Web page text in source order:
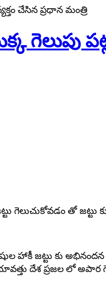
చేసిన ప్రధాన మంత్రి
గెలుపు
గెలుచుకోవడం తో జట్టు
హాకీ జట్టు కు
దేశ ప్రజల లో